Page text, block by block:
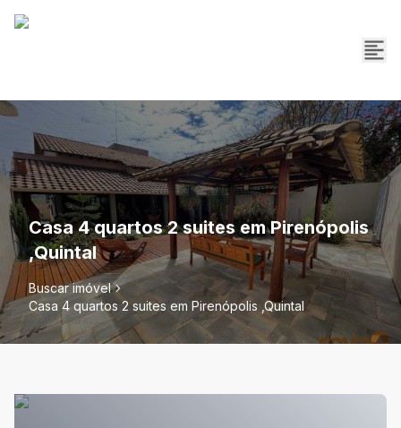
Casa 4 quartos 2 suites em Pirenópolis
,Quintal
Buscar imóvel
Casa 4 quartos 2 suites em Pirenópolis ,Quintal